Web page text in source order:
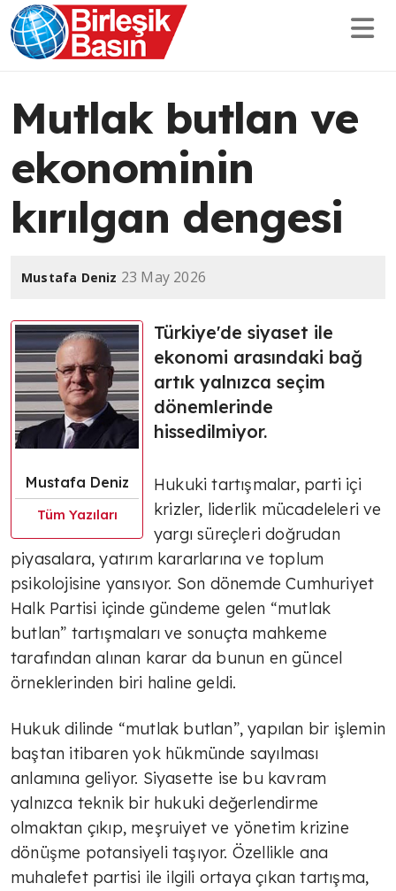
Mutlak butlan ve
ekonominin
kırılgan dengesi
Mustafa Deniz 23 May 2026
Mustafa Deniz
Tüm Yazıları
Türkiye'de siyaset ile
ekonomi arasındaki bağ
artık yalnızca seçim
dönemlerinde
hissedilmiyor.
Hukuki tartışmalar, parti içi
krizler, liderlik mücadeleleri ve
yargı süreçleri doğrudan
piyasalara, yatırım kararlarına ve toplum
psikolojisine yansıyor. Son dönemde Cumhuriyet
Halk Partisi içinde gündeme gelen “mutlak
butlan” tartışmaları ve sonuçta mahkeme
tarafından alınan karar da bunun en güncel
örneklerinden biri haline geldi.
Hukuk dilinde “mutlak butlan”, yapılan bir işlemin
baştan itibaren yok hükmünde sayılması
anlamına geliyor. Siyasette ise bu kavram
yalnızca teknik bir hukuki değerlendirme
olmaktan çıkıp, meşruiyet ve yönetim krizine
dönüşme potansiyeli taşıyor. Özellikle ana
muhalefet partisi ile ilgili ortaya çıkan tartışma,